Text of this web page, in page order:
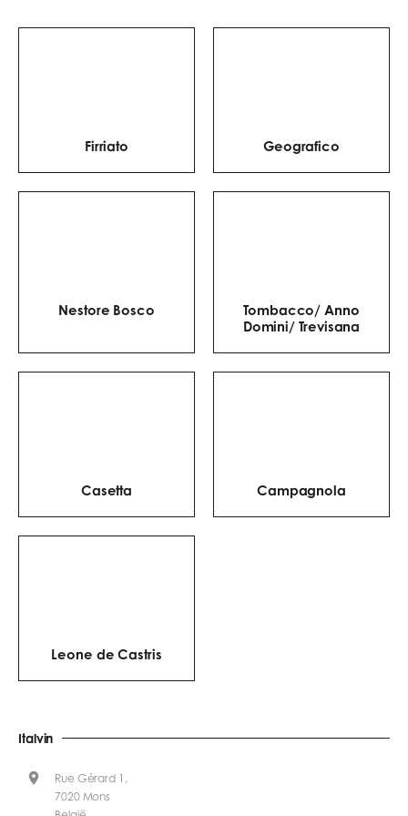
smaakvolle karakter
Firriato Geografico
Nestore Bosco
Tombacco/ Anno
Domini/ Trevisana
Casetta Campagnola
Leone de Castris
Italvin
Rue Gérard 1,
7020 Mons